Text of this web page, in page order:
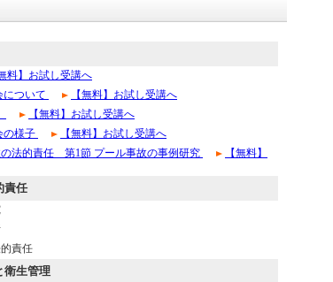
無料】お試し受講へ
について
【無料】お試し受講へ
【無料】お試し受講へ
の様子
【無料】お試し受講へ
法的責任 第1節 プール事故の事例研究
【無料】
責任
責任
衛生管理